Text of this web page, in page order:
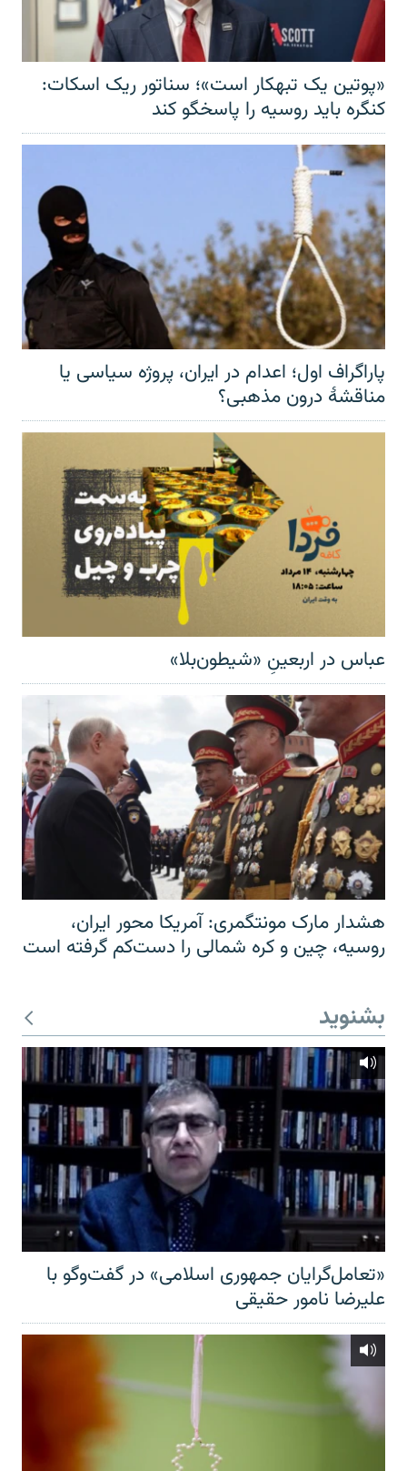
«پوتین یک تبهکار است»؛ سناتور ریک اسکات:
کنگره باید روسیه را پاسخگو کند
پاراگراف اول؛ اعدام در ایران، پروژه سیاسی یا
مناقشهٔ درون مذهبی؟
عباس در اربعینِ «شیطون‌بلا»
هشدار مارک مونتگمری: آمریکا محور ایران،
روسیه، چین و کره شمالی را دست‌کم گرفته است
بشنوید
«تعامل‌گرایان جمهوری اسلامی» در گفت‌وگو با
علیرضا نامور حقیقی